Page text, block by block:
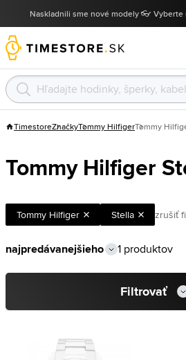
Naskladnili sme nové modely 👓
TimestoreZnačkyTommy HilfigerTommy
Tommy Hilfiger
Tommy Hilfiger Stella zrušiť
1 produktov
Filtrovať